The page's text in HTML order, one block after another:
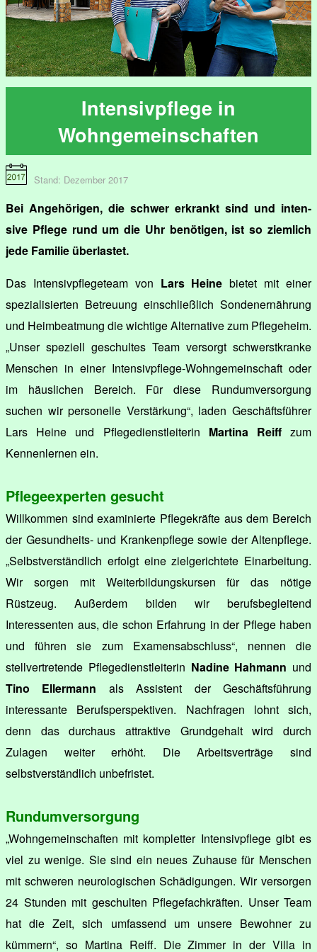
Intensivpflege in
Wohngemeinschaften
Stand: Dezember 2017
Bei Angehörigen, die schwer erkrankt sind und inten-
sive Pflege rund um die Uhr benötigen, ist so ziemlich
jede Familie überlastet.
Das Intensivpflegeteam von Lars Heine bietet mit einer
spezialisierten Betreuung einschließlich Sondenernährung
und Heimbeatmung die wichtige Alternative zum Pflegeheim.
„Unser speziell geschultes Team versorgt schwerstkranke
Menschen in einer Intensivpflege-Wohngemeinschaft oder
im häuslichen Bereich. Für diese Rundumversorgung
suchen wir personelle Verstärkung“, laden Geschäftsführer
Lars Heine und Pflegedienstleiterin Martina Reiffzum
Kennenlernen ein.
Pflegeexperten gesucht
Willkommen sind examinierte Pflegekräfte aus dem Bereich
der Gesundheits- und Krankenpflege sowie der Altenpflege.
„Selbstverständlich erfolgt eine zielgerichtete Einarbeitung.
Wir sorgen mit Weiterbildungskursen für das nötige
Rüstzeug. Außerdem bilden wir berufsbegleitend
Interessenten aus, die schon Erfahrung in der Pflege haben
und führen sie zum Examensabschluss“, nennen die
stellvertretende Pflegedienstleiterin Nadine Hahmann und
Tino Ellermann als Assistent der Geschäftsführung
interessante Berufsperspektiven. Nachfragen lohnt sich,
denn das durchaus attraktive Grundgehalt wird durch
Zulagen weiter erhöht. Die Arbeitsverträge sind
selbstverständlich unbefristet.
Rundumversorgung
„Wohngemeinschaften mit kompletter Intensivpflege gibt es
viel zu wenige. Sie sind ein neues Zuhause für Menschen
mit schweren neurologischen Schädigungen. Wir versorgen
24 Stunden mit geschulten Pflegefachkräften. Unser Team
hat die Zeit, sich umfassend um unsere Bewohner zu
kümmern“, so Martina Reiff. Die Zimmer in der Villa in